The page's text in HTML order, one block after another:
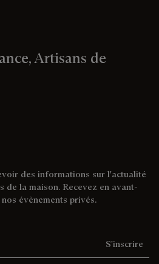
Artisans de
des informations sur l'actualité
de la maison. Recevez en avant-
évènements privés.
S'inscrire